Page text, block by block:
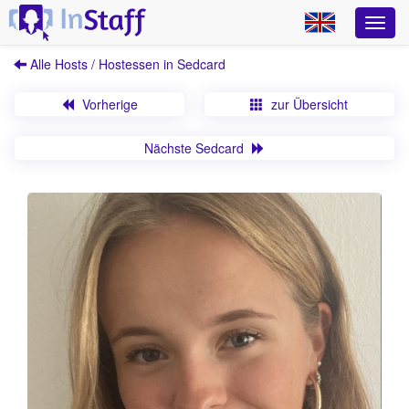
Alle Hosts / Hostessen in Sedcard
Vorherige zur Übersicht
Nächste Sedcard